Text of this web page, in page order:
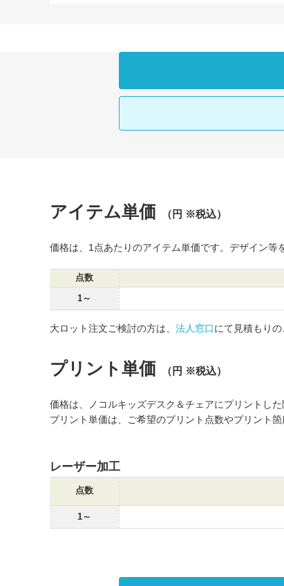
アイテム単価 （円 ※税込）
価格は、1点あたりのアイテム単価です。デザイン等
点数
1～
大ロット注文ご検討の方は、 法人窓口にて見積もりの
プリント単価 （円 ※税込）
価格は、ノコルキッズデスク＆チェアにプリントし
プリント単価は、ご希望のプリント点数やプリント
レーザー加工
点数
1～